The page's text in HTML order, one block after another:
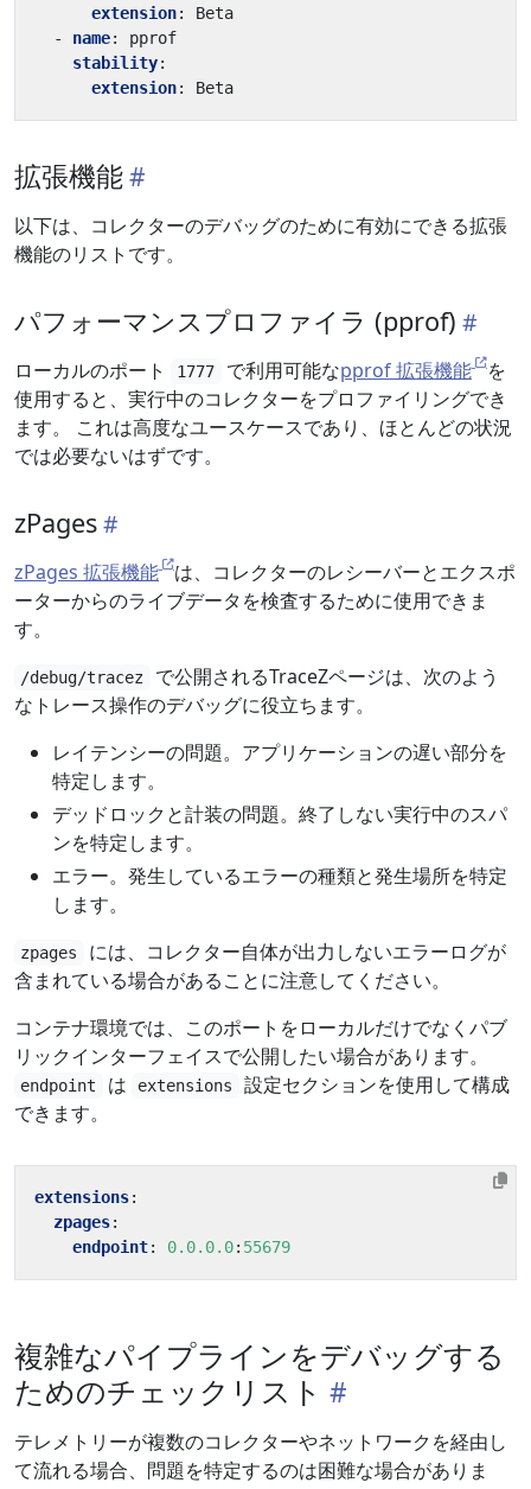
extension:
Beta
- name:
pprof
stability:
extension: Beta
拡張機能
以下は、コレクターのデバッグのために有効にできる拡張
機能のリストです。
パフォーマンスプロファイラ (pprof)
ローカルのポート 1777 で利用可能なpprof 拡張機能 を
使用すると、実行中のコレクターをプロファイリングでき
ます。 これは高度なユースケースであり、ほとんどの状況
では必要ないはずです。
zPages
zPages 拡張機能
は、コレクターのレシーバーとエクスポ
ーターからのライブデータを検査するために使用できま
す。
/debug/tracez
で公開されるTraceZページは、次のよう
なトレース操作のデバッグに役立ちます。
レイテンシーの問題。アプリケーションの遅い部分を
特定します。
デッドロックと計装の問題。終了しない実行中のスパ
ンを特定します。
エラー。発生しているエラーの種類と発生場所を特定
します。
zpages
には、コレクター自体が出力しないエラーログが
含まれている場合があることに注意してください。
コンテナ環境では、このポートをローカルだけでなくパブ
リックインターフェイスで公開したい場合があります。
endpoint は extensions
設定セクションを使用して構成
できます。
extensions:
zpages:
endpoint: 0.0.0.0: 55679
複雑なパイプラインをデバッグする
ためのチェックリスト
テレメトリーが複数のコレクターやネットワークを経由し
て流れる場合、問題を特定するのは困難な場合がありま